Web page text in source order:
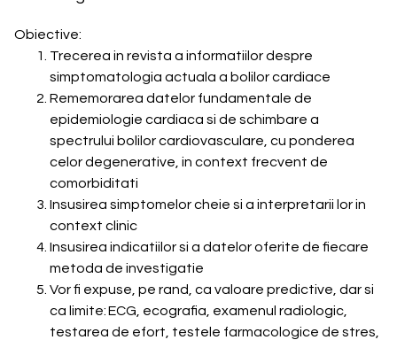
Obiective:
Trecerea in revista a informatiilor despre
simptomatologia actuala a bolilor cardiace
Rememorarea datelor fundamentale de
epidemiologie cardiaca si de schimbare a
spectrului bolilor cardiovasculare, cu ponderea
celor degenerative, in context frecvent de
comorbiditati
Insusirea simptomelor cheie si a interpretarii lor in
context clinic
Insusirea indicatiilor si a datelor oferite de fiecare
metoda de investigatie
Vor fi expuse, pe rand, ca valoare predictive, dar si
ca limite:ECG, ecografia, examenul radiologic,
testarea de efort, testele farmacologice de stres,